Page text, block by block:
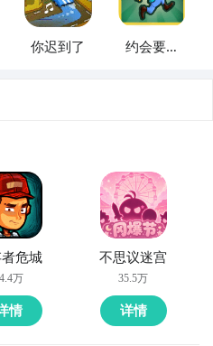
阅上班迟到了的开测提醒
到了”，订阅后可及时接受
提醒；
上九游
包免费领 官方直播陪你玩
，可能大家对上班迟到了有
要怎么样才能抢先体验到
班迟到了”，点击右边的
，订阅游戏就不会错过最
APP
上九游
你迟到了
约会要迟
危城
万
情
不思议迷宫
35.5万
详情